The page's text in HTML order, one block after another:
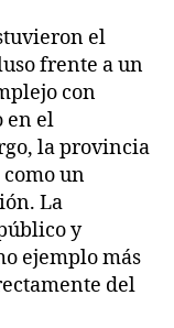
el
frente a un
con
en el
la provincia
un
La
y
ejemplo más
del